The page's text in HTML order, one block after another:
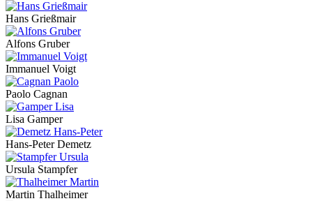
Hans Grießmair
Alfons Gruber
Immanuel Voigt
Paolo Cagnan
Lisa Gamper
Hans-Peter Demetz
Ursula Stampfer
Martin Thalheimer